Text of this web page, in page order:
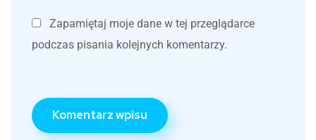
Zapamiętaj moje dane w tej przeglądarce
podczas pisania kolejnych komentarzy.